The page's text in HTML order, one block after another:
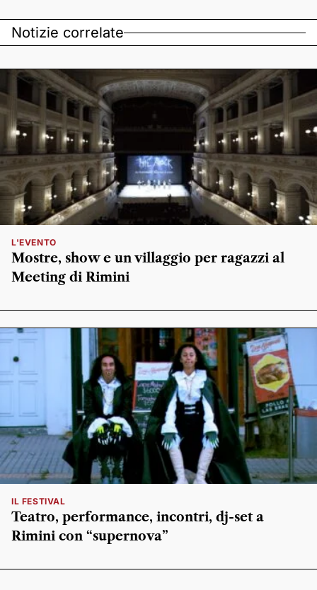
Notizie correlate
L'EVENTO
Mostre, show e un villaggio per ragazzi al
Meeting di Rimini
IL FESTIVAL
Teatro, performance, incontri, dj-set a
Rimini con “supernova”